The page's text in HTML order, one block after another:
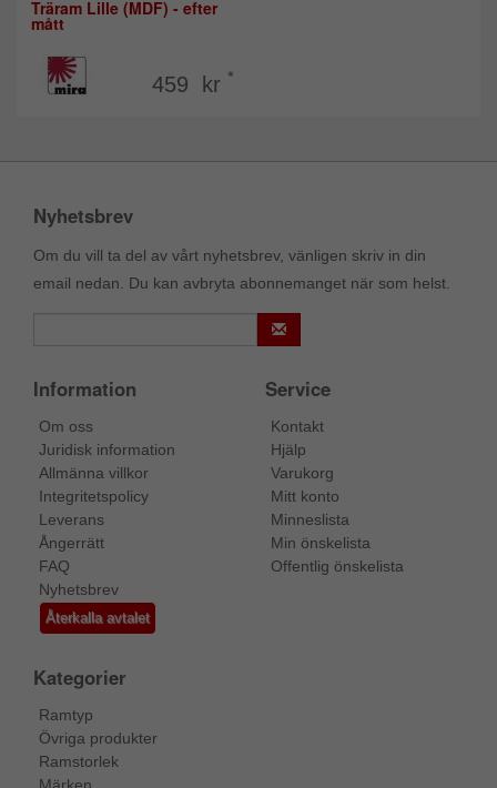
Träram Lille (MDF) - efter
mått
459 kr *
Nyhetsbrev
Om du vill ta del av vårt nyhetsbrev, vänligen skriv in din
email nedan. Du kan avbryta abonnemanget när som helst.
Information
Om oss
Juridisk information
Allmänna villkor
Integritetspolicy
Leverans
Ångerrätt
FAQ
Nyhetsbrev
Återkalla avtalet
Service
Kontakt
Hjälp
Varukorg
Mitt konto
Minneslista
Min önskelista
Offentlig önskelista
Kategorier
Ramtyp
Övriga produkter
Ramstorlek
Märken